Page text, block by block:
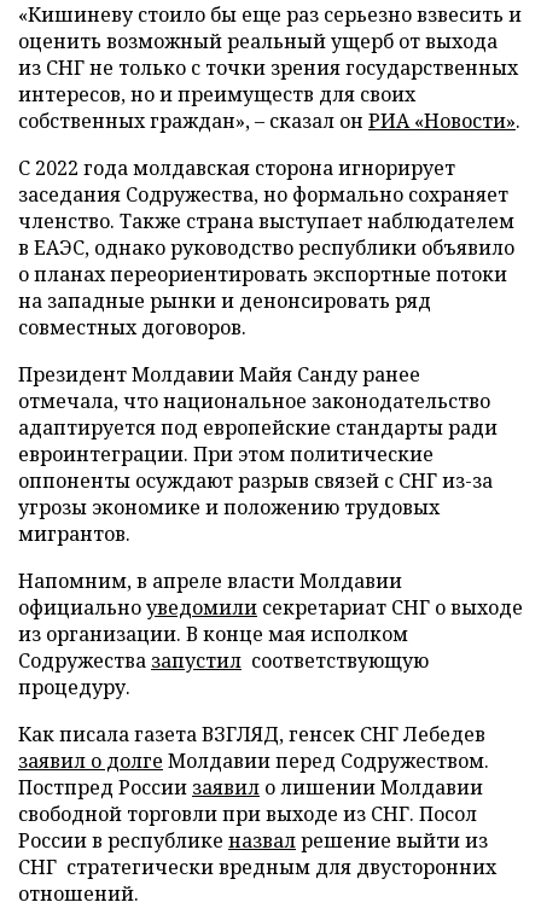
«Кишиневу стоило бы еще раз серьезно взвесить и
оценить возможный реальный ущерб от выхода
из СНГ не только с точки зрения государственных
интересов, но и преимуществ для своих
собственных граждан», – сказал он РИА «Новости».
С 2022 года молдавская сторона игнорирует
заседания Содружества, но формально сохраняет
членство. Также страна выступает наблюдателем
в ЕАЭС, однако руководство республики объявило
о планах переориентировать экспортные потоки
на западные рынки и денонсировать ряд
совместных договоров.
Президент Молдавии Майя Санду ранее
отмечала, что национальное законодательство
адаптируется под европейские стандарты ради
евроинтеграции. При этом политические
оппоненты осуждают разрыв связей с СНГ из-за
угрозы экономике и положению трудовых
мигрантов.
Напомним, в апреле власти Молдавии
официальноуведомили секретариат СНГ о выходе
из организации. В конце мая исполком
Содружества запустил соответствующую
процедуру.
Как писала газета ВЗГЛЯД, генсек СНГ Лебедев
заявил о долге Молдавии перед Содружеством.
Постпред России заявил о лишении Молдавии
свободной торговли при выходе из СНГ. Посол
России в республике назвалрешение выйти из
СНГ стратегически вредным для двусторонних
отношений.